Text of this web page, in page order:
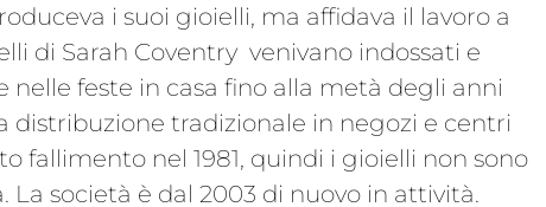
i suoi gioielli, ma affidava il lavoro a
di Sarah Coventry venivano indossati e
feste in casa fino alla metà degli anni
distribuzione tradizionale in negozi e centri
fallimento nel 1981, quindi i gioielli non sono
società è dal 2003 di nuovo in attività.